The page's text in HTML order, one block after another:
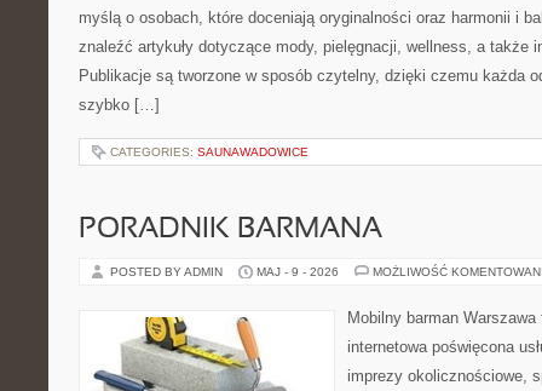
myślą o osobach, które doceniają oryginalności oraz harmonii i
znaleźć artykuły dotyczące mody, pielęgnacji, wellness, a także
Publikacje są tworzone w sposób czytelny, dzięki czemu każda
szybko […]
CATEGORIES: SAUNAWADOWICE
PORADNIK BARMANA
POSTED BY ADMIN MAJ - 9 - 2026 MOŻLIWOŚĆ
Mobilny barman
internetowa poświęcona
imprezy okolicznościowe,